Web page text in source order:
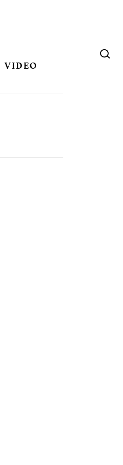
VIDEO